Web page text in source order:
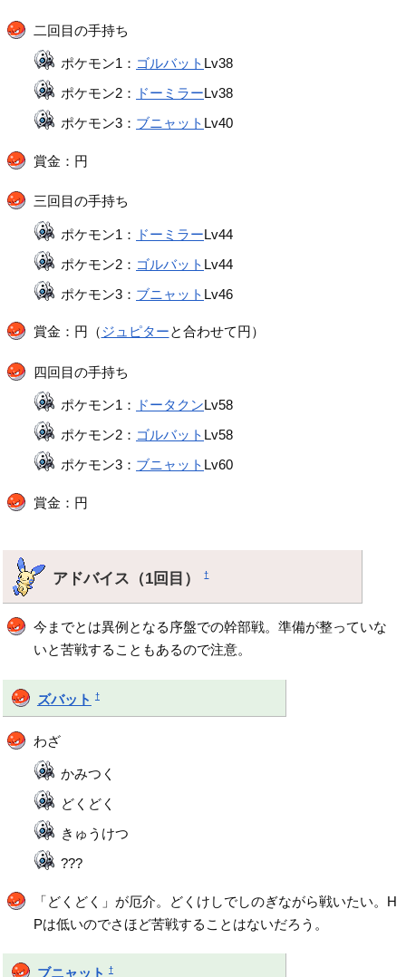
二回目の手持ち
ポケモン1： ゴルバット Lv38
ポケモン2：
ドーミラーLv38
ポケモン3： ブニャット Lv40
賞金：円
三回目の手持ち
ポケモン1： ドーミラーLv44
ポケモン2： ゴルバット Lv44
ポケモン3： ブニャット Lv46
賞金：円（ジュピターと合わせて円）
四回目の手持ち
ポケモン1： ドータクンLv58
ポケモン2： ゴルバット Lv58
ポケモン3： ブニャット Lv60
賞金：円
アドバイス（1回目）†
今までとは異例となる序盤での幹部戦。準備が整っていな
いと苦戦することもあるので注意。
ズバット †
わざ
かみつく
どくどく
きゅうけつ
???
「どくどく」が厄介。どくけしでしのぎながら戦いたい。H
Pは低いのでさほど苦戦することはないだろう。
ブニャット †